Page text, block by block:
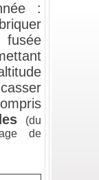
:
fusée
(du
de